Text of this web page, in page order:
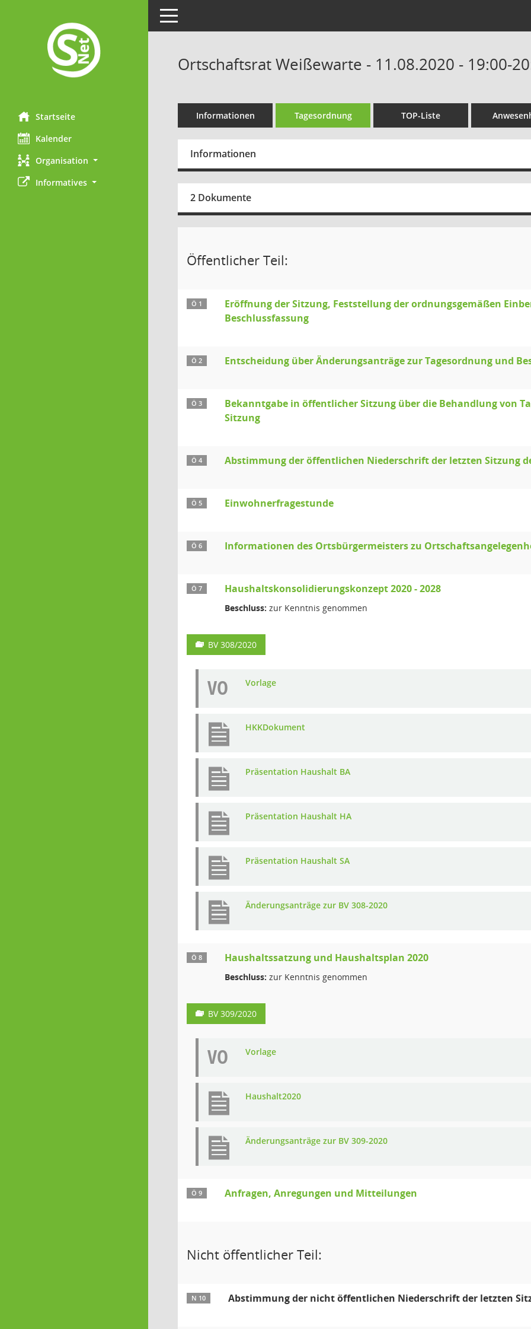
Startseite
Kalender
Organisation
Informatives
Toggle navigation
Ortschaftsrat Weißewarte - 11.08.2020 - 19:00-
Informationen Tagesordnung TOP-Liste
Informationen
2 Dokumente
Öffentlicher Teil:
Ö 1
Eröffnung der Sitzung, Feststellung der ordnungsgemäßen
Beschlussfassung
Ö 2 Entscheidung über Änderungsanträge zur Tagesordnung und
Ö 3
Bekanntgabe in öffentlicher Sitzung über die Behandlung von
Sitzung
Ö 4 Abstimmung der öffentlichen Niederschrift der letzten Sitzung
Ö 5 Einwohnerfragestunde
Ö 6 Informationen des Ortsbürgermeisters zu
Ö 7 Haushaltskonsolidierungskonzept 2020 - 2028
Beschluss: zur Kenntnis genommen
BV 308/2020
VO Vorlage
HKKDokument
Präsentation Haushalt BA
Präsentation Haushalt HA
Präsentation Haushalt SA
Änderungsanträge zur BV 308-2020
Ö 8 Haushaltssatzung und Haushaltsplan 2020
Beschluss: zur Kenntnis genommen
BV 309/2020
VO Vorlage
Haushalt2020
Änderungsanträge zur BV 309-2020
Ö 9 Anfragen, Anregungen und Mitteilungen
Nicht öffentlicher Teil:
N 10 Abstimmung der nicht öffentlichen Niederschrift der letzten